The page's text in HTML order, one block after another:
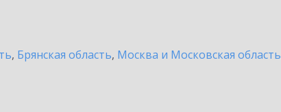
, Брянская область, Москва и Московская область